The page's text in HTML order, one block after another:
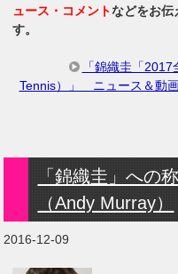
ュース・コメントなどをお伝
す。
「錦織圭「
Tennis）」 ニュース＆動
「錦織圭」への
（Andy Murray）
2016-12-09